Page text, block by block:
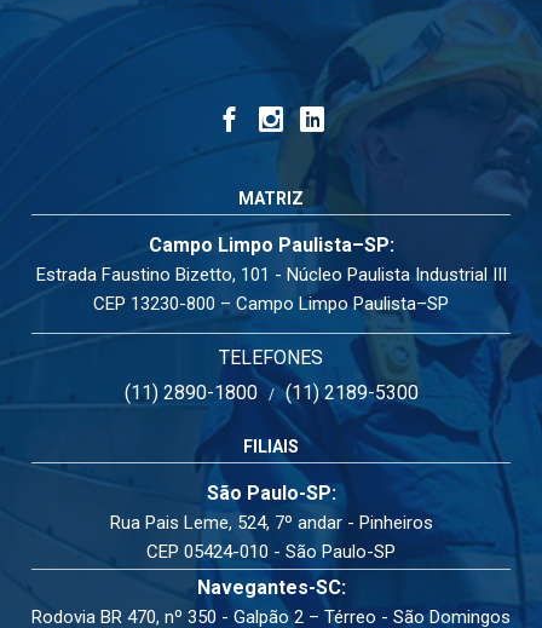
MATRIZ
Campo Limpo Paulista–SP:
Estrada Faustino Bizetto, 101 - Núcleo Paulista Industrial III
CEP 13230-800 – Campo Limpo Paulista–SP
TELEFONES
(11) 2890-1800/(11) 2189-5300
FILIAIS
São Paulo-SP:
Rua Pais Leme, 524, 7º andar - Pinheiros
CEP 05424-010 - São Paulo-SP
Navegantes-SC:
Rodovia BR 470, nº 350 - Galpão 2 – Térreo - São Domingos